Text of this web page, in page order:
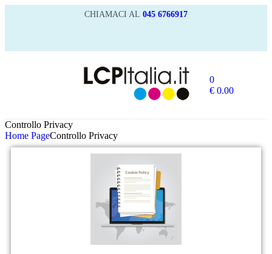
CHIAMACI AL 045 6766917
0
€0.00
Controllo Privacy
Home PageControllo Privacy